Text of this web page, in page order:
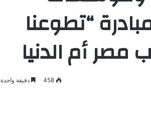
“تطوعنا
مصر أم الدنيا
458 دقيقة واحدة